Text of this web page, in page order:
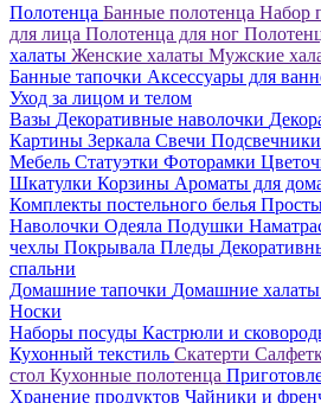
Полотенца Банные полотенца Набор
для лица Полотенца для ног
халаты Женские халаты Мужские
Банные тапочки Аксессуары для
Уход за лицом и телом
Вазы Декоративные наволочки
Картины Зеркала Свечи Подсвечники
Мебель Статуэтки Фоторамки
Шкатулки Корзины Ароматы для
Комплекты постельного белья
Наволочки Одеяла Подушки
чехлы Покрывала Пледы
спальни
Домашние тапочки Домашние халаты
Носки
Наборы посуды Кастрюли и
Кухонный текстиль Скатерти
стол Кухонные полотенца
Хранение продуктов Чайники и